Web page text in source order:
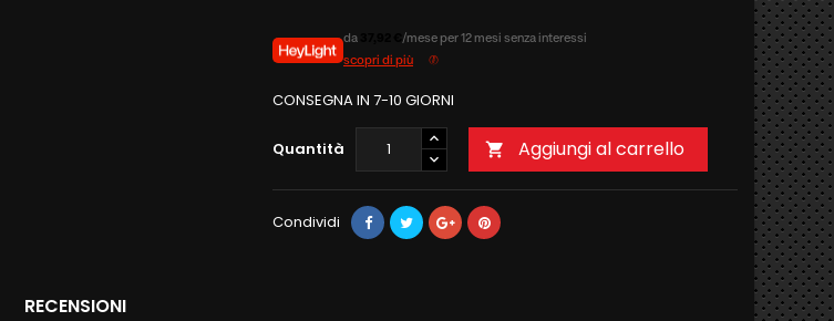
da
/mese per 12 mesi senza interessi
scopri di più
CONSEGNA IN 7-10 GIORNI
Quantità  Aggiungi al carrello
Condividi
RECENSIONI